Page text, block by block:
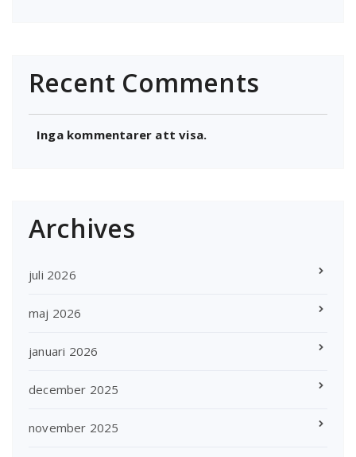
Recent Comments
Inga kommentarer att visa.
Archives
juli 2026
maj 2026
januari 2026
december 2025
november 2025